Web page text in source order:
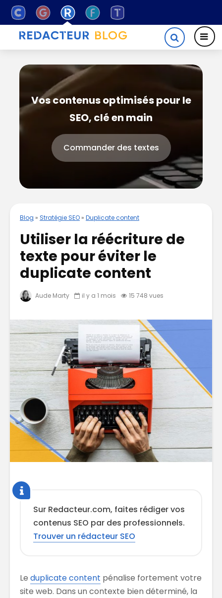
Vos contenus optimisés pour le
SEO, clé en main
Commander des textes
Blog » Stratégie SEO » Duplicate content
Utiliser la réécriture de
texte pour éviter le
duplicate content
Aude Marty il y a 1 mois 15 748 vues
Sur Redacteur.com, faites rédiger vos
contenus SEO par des professionnels.
Trouver un rédacteur SEO
Le duplicate content pénalise fortement votre
site web. Dans un contexte bien déterminé, la